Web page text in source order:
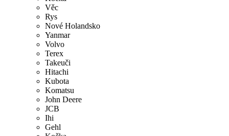
Věc
Rys
Nové Holandsko
Yanmar
Volvo
Terex
Takeuči
Hitachi
Kubota
Komatsu
John Deere
JCB
Ihi
Gehl